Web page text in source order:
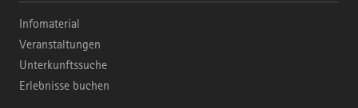
Infomaterial
Veranstaltungen
Unterkunftssuche
Erlebnisse buchen